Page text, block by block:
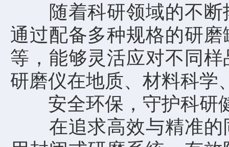
随着科研领域的不断
通过配备多种规格的研
等，能够灵活应对不同
研磨仪在地质、材料科学
安全环保，守护科研
在追求高效与精准的